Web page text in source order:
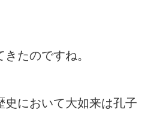
たのですね。
史において大如来は孔子